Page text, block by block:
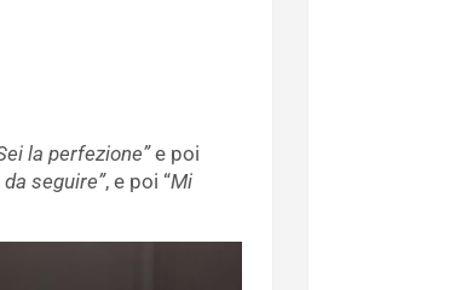
la perfezione”e poi
seguire”, e poi “Mi